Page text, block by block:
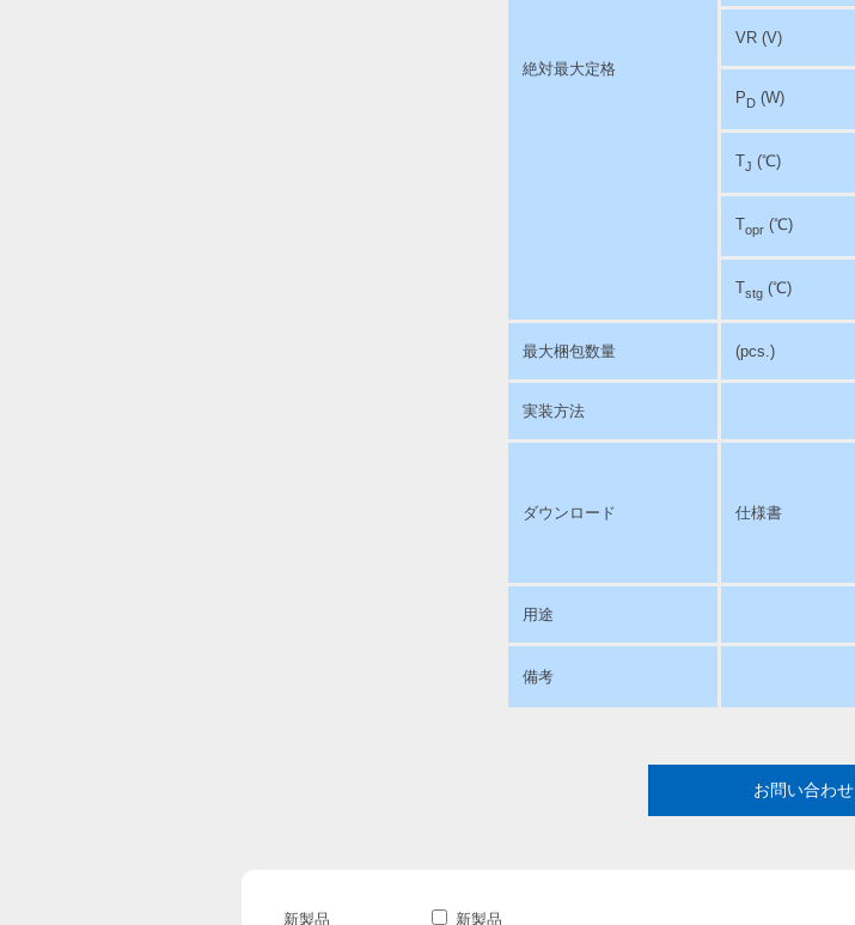
絶対最大定格
VR (V)
PD (W)
TJ (℃)
Topr (℃)
Tstg (℃)
最大梱包数量 (pcs.)
実装方法
ダウンロード 仕様書
用途
備考
お問い合わせ
新製品 新製品